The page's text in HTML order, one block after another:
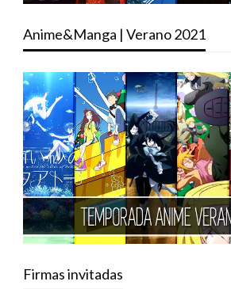
Anime&Manga | Verano 2021
Firmas invitadas